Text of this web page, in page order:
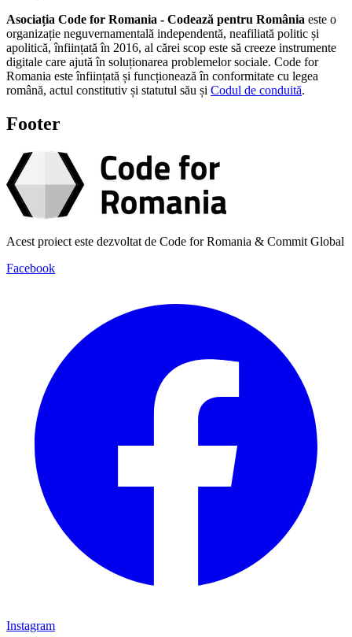
Asociația Code for Romania - Codează pentru România este o
organizație neguvernamentală independentă, neafiliată politic și
apolitică, înființată în 2016, al cărei scop este să creeze instrumente
digitale care ajută în soluționarea problemelor sociale. Code for
Romania este înființată și funcționează în conformitate cu legea
română, actul constitutiv și statutul său și Codul de conduită.
Footer
Acest proiect este dezvoltat de Code for Romania & Commit Global
Facebook
Instagram